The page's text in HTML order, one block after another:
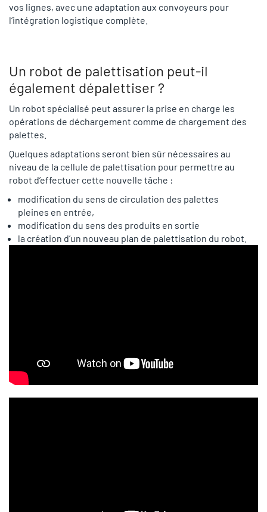
vos lignes, avec une adaptation aux convoyeurs pour
l’intégration logistique complète.
Un robot de palettisation peut-il
également dépalettiser ?
Un robot spécialisé peut assurer la prise en charge les
opérations de déchargement comme de chargement des
palettes.
Quelques adaptations seront bien sûr nécessaires au
niveau de la cellule de palettisation pour permettre au
robot d’effectuer cette nouvelle tâche :
modification du sens de circulation des palettes
pleines en entrée,
modification du sens des produits en sortie
la création d’un nouveau plan de palettisation du robot.